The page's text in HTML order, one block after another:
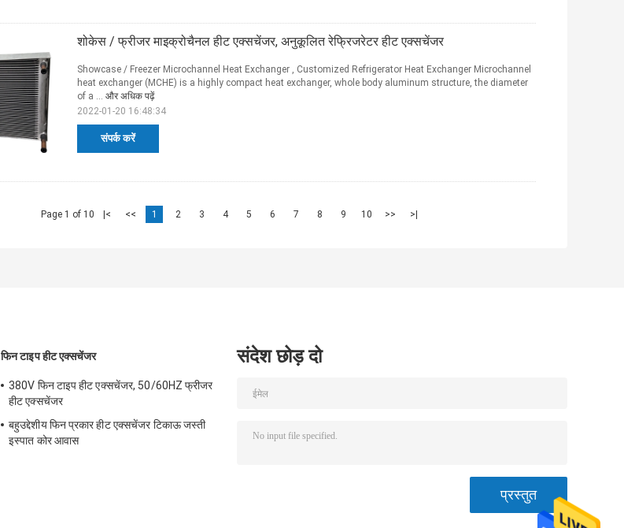
शोकेस / फ्रीजर माइक्रोचैनल हीट एक्सचेंजर, अनुकूलित रेफ्रिजरेटर हीट एक्सचेंजर
संपर्क करें
Showcase / Freezer Microchannel Heat Exchanger , Customized Refrigerator Heat Exchanger Microchannel
heat exchanger (MCHE) is a highly compact heat exchanger, whole body aluminum structure, the diameter
of a ... और अधिक पढ़ें
2022-01-20 16:48:34
Page 1 of 10 |< << 1 2 3 4 5 6 7 8 9 10 >> >|
फिन टाइप हीट एक्सचेंजर
380V फिन टाइप हीट एक्सचेंजर, 50/60HZ फ्रीजर
हीट एक्सचेंजर
बहुउद्देशीय फिन प्रकार हीट एक्सचेंजर टिकाऊ जस्ती
इस्पात कोर आवास
संदेश छोड़ दो